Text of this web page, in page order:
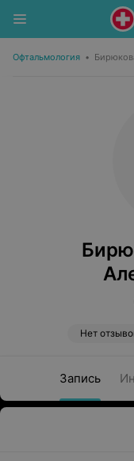
Офтальмология •
Нет
Запись